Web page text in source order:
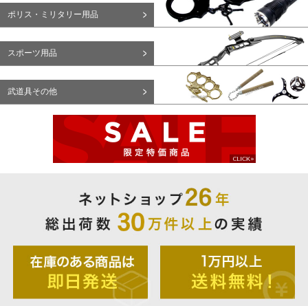
ポリス・ミリタリー用品
スポーツ用品
武道具その他